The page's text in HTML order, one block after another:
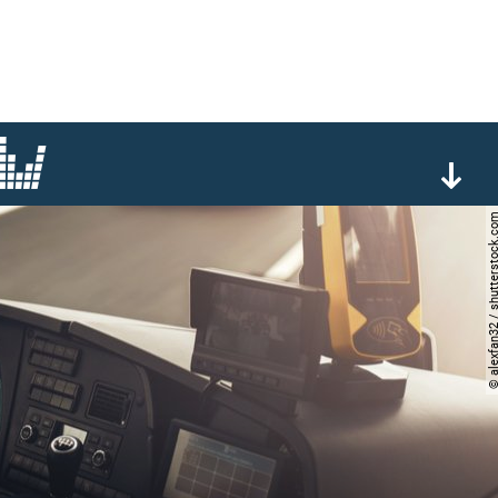
© alexfan32 / shutterstock.com